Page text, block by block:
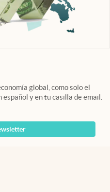
nueva pestaña
global, como solo el
y en tu casilla de email.